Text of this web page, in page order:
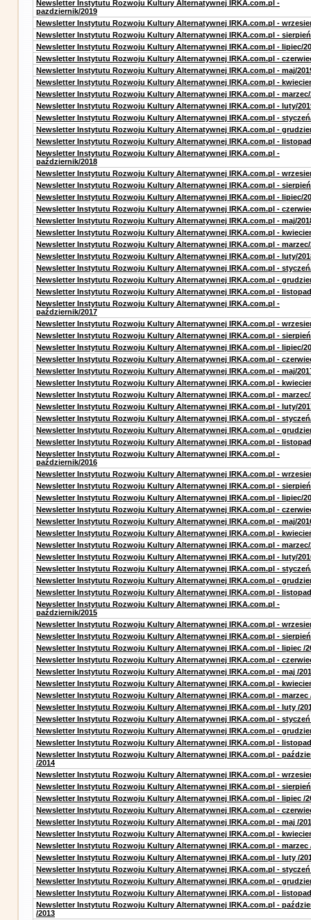
Newsletter Instytutu Rozwoju Kultury Alternatywnej IRKA.com.pl -
pazdziernik/2019
Newsletter Instytutu Rozwoju Kultury Alternatywnej IRKA.com.pl -
Newsletter Instytutu Rozwoju Kultury Alternatywnej IRKA.com.pl -
Newsletter Instytutu Rozwoju Kultury Alternatywnej IRKA.com.pl - lipiec/
Newsletter Instytutu Rozwoju Kultury Alternatywnej IRKA.com.pl -
Newsletter Instytutu Rozwoju Kultury Alternatywnej IRKA.com.pl - maj/
Newsletter Instytutu Rozwoju Kultury Alternatywnej IRKA.com.pl -
Newsletter Instytutu Rozwoju Kultury Alternatywnej IRKA.com.pl - marzec/
Newsletter Instytutu Rozwoju Kultury Alternatywnej IRKA.com.pl - luty/
Newsletter Instytutu Rozwoju Kultury Alternatywnej IRKA.com.pl -
Newsletter Instytutu Rozwoju Kultury Alternatywnej IRKA.com.pl -
Newsletter Instytutu Rozwoju Kultury Alternatywnej IRKA.com.pl -
Newsletter Instytutu Rozwoju Kultury Alternatywnej IRKA.com.pl -
październik/2018
Newsletter Instytutu Rozwoju Kultury Alternatywnej IRKA.com.pl -
Newsletter Instytutu Rozwoju Kultury Alternatywnej IRKA.com.pl -
Newsletter Instytutu Rozwoju Kultury Alternatywnej IRKA.com.pl - lipiec/
Newsletter Instytutu Rozwoju Kultury Alternatywnej IRKA.com.pl -
Newsletter Instytutu Rozwoju Kultury Alternatywnej IRKA.com.pl - maj/
Newsletter Instytutu Rozwoju Kultury Alternatywnej IRKA.com.pl -
Newsletter Instytutu Rozwoju Kultury Alternatywnej IRKA.com.pl - marzec/
Newsletter Instytutu Rozwoju Kultury Alternatywnej IRKA.com.pl - luty/
Newsletter Instytutu Rozwoju Kultury Alternatywnej IRKA.com.pl -
Newsletter Instytutu Rozwoju Kultury Alternatywnej IRKA.com.pl -
Newsletter Instytutu Rozwoju Kultury Alternatywnej IRKA.com.pl -
Newsletter Instytutu Rozwoju Kultury Alternatywnej IRKA.com.pl -
październik/2017
Newsletter Instytutu Rozwoju Kultury Alternatywnej IRKA.com.pl -
Newsletter Instytutu Rozwoju Kultury Alternatywnej IRKA.com.pl -
Newsletter Instytutu Rozwoju Kultury Alternatywnej IRKA.com.pl - lipiec/
Newsletter Instytutu Rozwoju Kultury Alternatywnej IRKA.com.pl -
Newsletter Instytutu Rozwoju Kultury Alternatywnej IRKA.com.pl - maj/
Newsletter Instytutu Rozwoju Kultury Alternatywnej IRKA.com.pl -
Newsletter Instytutu Rozwoju Kultury Alternatywnej IRKA.com.pl - marzec/
Newsletter Instytutu Rozwoju Kultury Alternatywnej IRKA.com.pl - luty/
Newsletter Instytutu Rozwoju Kultury Alternatywnej IRKA.com.pl -
Newsletter Instytutu Rozwoju Kultury Alternatywnej IRKA.com.pl -
Newsletter Instytutu Rozwoju Kultury Alternatywnej IRKA.com.pl -
Newsletter Instytutu Rozwoju Kultury Alternatywnej IRKA.com.pl -
październik/2016
Newsletter Instytutu Rozwoju Kultury Alternatywnej IRKA.com.pl -
Newsletter Instytutu Rozwoju Kultury Alternatywnej IRKA.com.pl -
Newsletter Instytutu Rozwoju Kultury Alternatywnej IRKA.com.pl - lipiec/
Newsletter Instytutu Rozwoju Kultury Alternatywnej IRKA.com.pl -
Newsletter Instytutu Rozwoju Kultury Alternatywnej IRKA.com.pl - maj/
Newsletter Instytutu Rozwoju Kultury Alternatywnej IRKA.com.pl -
Newsletter Instytutu Rozwoju Kultury Alternatywnej IRKA.com.pl - marzec/
Newsletter Instytutu Rozwoju Kultury Alternatywnej IRKA.com.pl - luty/
Newsletter Instytutu Rozwoju Kultury Alternatywnej IRKA.com.pl -
Newsletter Instytutu Rozwoju Kultury Alternatywnej IRKA.com.pl -
Newsletter Instytutu Rozwoju Kultury Alternatywnej IRKA.com.pl -
Newsletter Instytutu Rozwoju Kultury Alternatywnej IRKA.com.pl -
październik/2015
Newsletter Instytutu Rozwoju Kultury Alternatywnej IRKA.com.pl -
Newsletter Instytutu Rozwoju Kultury Alternatywnej IRKA.com.pl -
Newsletter Instytutu Rozwoju Kultury Alternatywnej IRKA.com.pl - lipiec /
Newsletter Instytutu Rozwoju Kultury Alternatywnej IRKA.com.pl -
Newsletter Instytutu Rozwoju Kultury Alternatywnej IRKA.com.pl - maj /
Newsletter Instytutu Rozwoju Kultury Alternatywnej IRKA.com.pl -
Newsletter Instytutu Rozwoju Kultury Alternatywnej IRKA.com.pl - marzec
Newsletter Instytutu Rozwoju Kultury Alternatywnej IRKA.com.pl - luty /
Newsletter Instytutu Rozwoju Kultury Alternatywnej IRKA.com.pl - styczeń
Newsletter Instytutu Rozwoju Kultury Alternatywnej IRKA.com.pl -
Newsletter Instytutu Rozwoju Kultury Alternatywnej IRKA.com.pl - listopad
Newsletter Instytutu Rozwoju Kultury Alternatywnej IRKA.com.pl -
/2014
Newsletter Instytutu Rozwoju Kultury Alternatywnej IRKA.com.pl -
Newsletter Instytutu Rozwoju Kultury Alternatywnej IRKA.com.pl - sierpień
Newsletter Instytutu Rozwoju Kultury Alternatywnej IRKA.com.pl - lipiec /
Newsletter Instytutu Rozwoju Kultury Alternatywnej IRKA.com.pl -
Newsletter Instytutu Rozwoju Kultury Alternatywnej IRKA.com.pl - maj /
Newsletter Instytutu Rozwoju Kultury Alternatywnej IRKA.com.pl -
Newsletter Instytutu Rozwoju Kultury Alternatywnej IRKA.com.pl - marzec
Newsletter Instytutu Rozwoju Kultury Alternatywnej IRKA.com.pl - luty /
Newsletter Instytutu Rozwoju Kultury Alternatywnej IRKA.com.pl - styczeń
Newsletter Instytutu Rozwoju Kultury Alternatywnej IRKA.com.pl -
Newsletter Instytutu Rozwoju Kultury Alternatywnej IRKA.com.pl - listopad
Newsletter Instytutu Rozwoju Kultury Alternatywnej IRKA.com.pl -
/2013